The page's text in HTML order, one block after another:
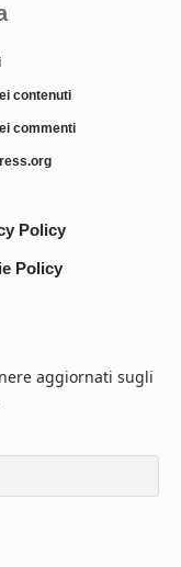
contenuti
commenti
Policy
Policy
aggiornati sugli